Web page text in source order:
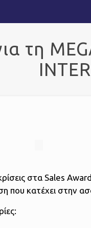
τη
στα Sales
που κατέχει στην